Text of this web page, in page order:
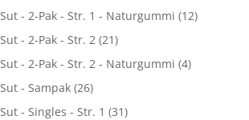
- 2-Pak - Str. 1 - Naturgummi (12)
- 2-Pak - Str. 2 (21)
- 2-Pak - Str. 2 - Naturgummi (4)
- Sampak (26)
- Singles - Str. 1 (31)